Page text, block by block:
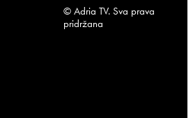
© Adria TV. Sva prava
pridržana